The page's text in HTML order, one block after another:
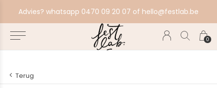
0
0470 09 20 07 ofhello@festlab.be Voorkom
Terug